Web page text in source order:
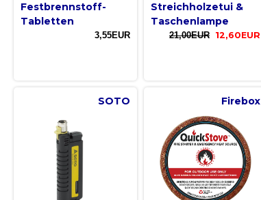
Festbrennstoff-
Tabletten
3,55EUR
Streichholzetui &
Taschenlampe
21,00EUR 12,60EUR
SOTO Firebox